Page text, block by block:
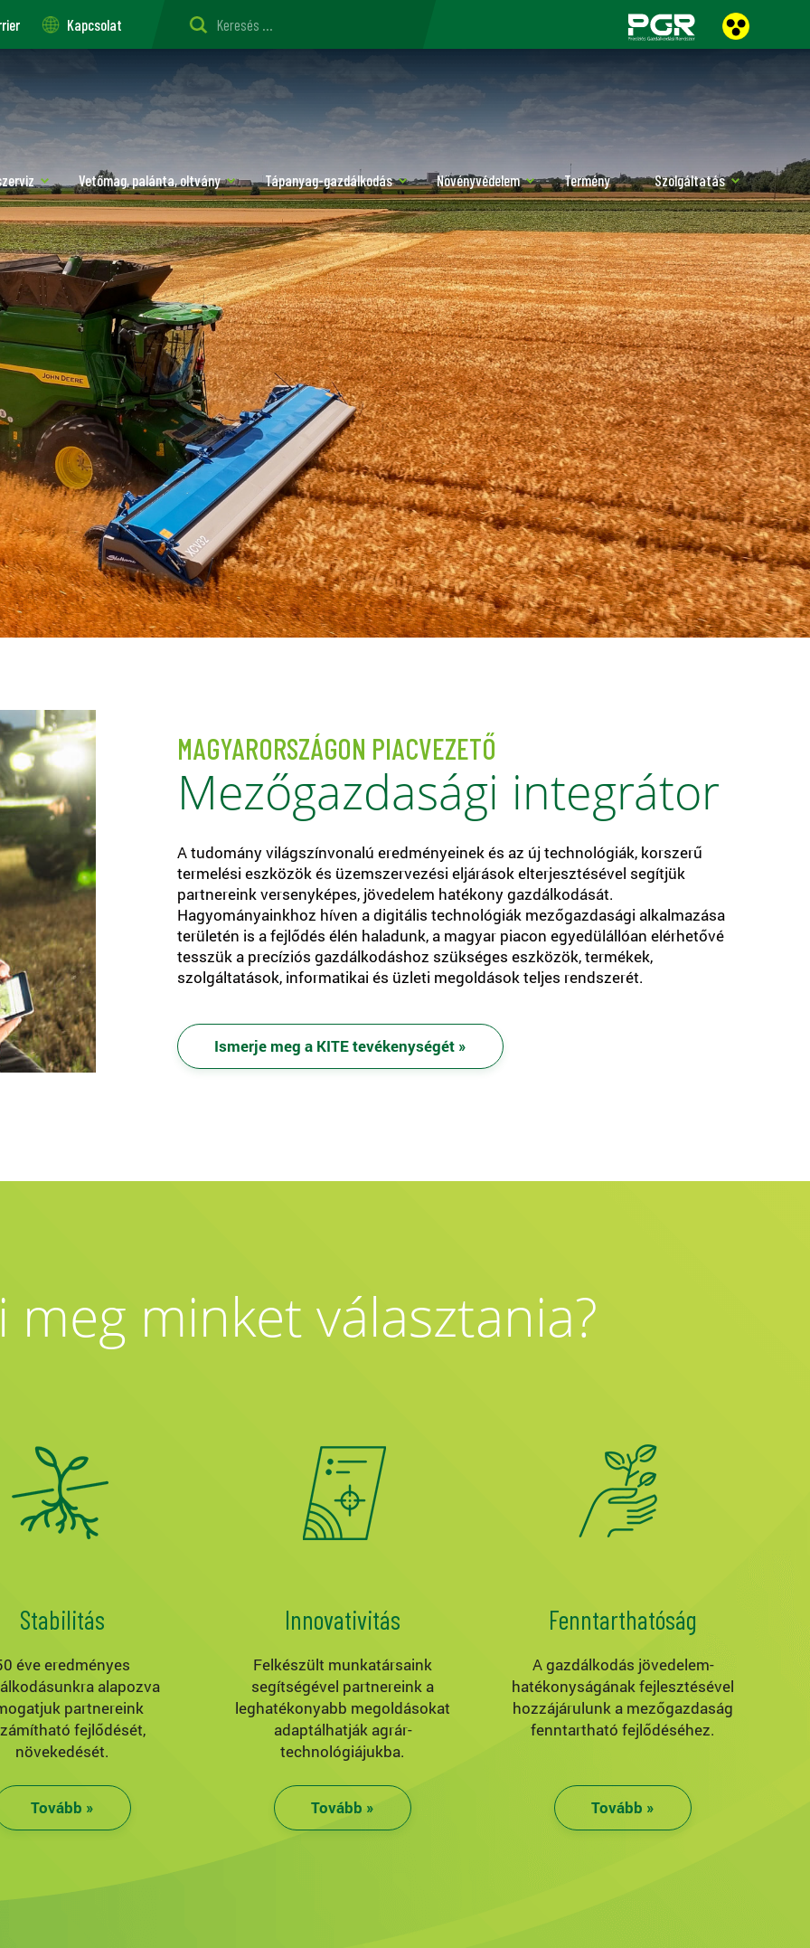
Kapcsolat
Vetőmag, palánta, oltvány Tápanyag-gazdálkodás Növényvédelem Termény Szolgáltatás
MAGYARORSZÁGON PIACVEZETŐ
Mezőgazdasági integrátor
A tudomány világszínvonalú eredményeinek és az új technológiák, korszerű
termelési eszközök és üzemszervezési eljárások elterjesztésével segítjük
partnereink versenyképes, jövedelem hatékony gazdálkodását.
Hagyományainkhoz híven a digitális technológiák mezőgazdasági alkalmazása
területén is a fejlődés élén haladunk, a magyar piacon egyedülállóan elérhetővé
tesszük a precíziós gazdálkodáshoz szükséges eszközök, termékek,
szolgáltatások, informatikai és üzleti megoldások teljes rendszerét.
Ismerje meg a KITE tevékenységét »
minket választania?
Stabilitás
éve eredményes
alapozva
partnereink
fejlődését,
növekedését.
Tovább »
Innovativitás
Felkészült munkatársaink
segítségével partnereink a
leghatékonyabb megoldásokat
adaptálhatják agrár-
technológiájukba.
Tovább »
Fenntarthatóság
A gazdálkodás jövedelem-
hatékonyságának fejlesztésével
hozzájárulunk a mezőgazdaság
fenntartható fejlődéséhez.
Tovább »